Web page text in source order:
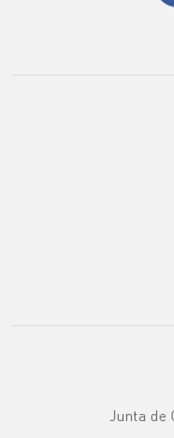
Junta de